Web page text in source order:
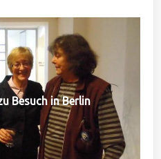
Besuch in Berlin